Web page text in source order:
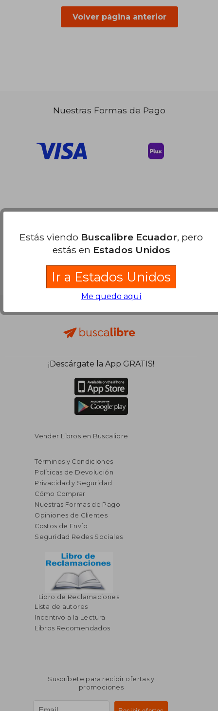
Volver página anterior
Nuestras Formas de Pago
¡Descárgate la App GRATIS!
Vender Libros en Buscalibre
Términos y Condiciones
Políticas de Devolución
Privacidad y Seguridad
Cómo Comprar
Nuestras Formas de Pago
Opiniones de Clientes
Costos de Envío
Seguridad Redes Sociales
Libro de Reclamaciones
Lista de autores
Incentivo a la Lectura
Libros Recomendados
Suscríbete para recibir ofertas y
promociones
Estás viendo Buscalibre Ecuador, pero
estás en Estados Unidos
Ir a Estados Unidos
Me quedo aquí